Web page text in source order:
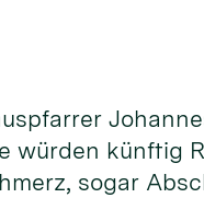
würden künftig
sogar